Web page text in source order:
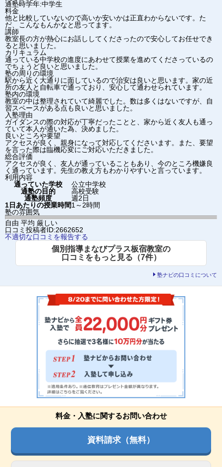
通塾時学年:中学生
料金
他と比較していないので高いか安いかは正直わからないです。た
だ、こんなもんかなと思ってます。
講師
教室長の方が熱心にお話ししてくださったので安心してお任せでき
ると思いました。
カリキュラム
通っている中学校の進度にあわせて授業を進めてくださっているの
でちょうど良いと思いました。
塾の周りの環境
駅から近く大通りに面しているので治安は良いと思います。家の近
所の友人と自転車で通っており、安心して通わせられています。
塾内の環境
教室の中は整理されていて綺麗でした。数は多くはないですが、自
習スペースがある点も良いと思いました。
入塾理由
ガイダンスの際の対応が丁寧だったことと、家から近く友人も通っ
ていて本人が通いた為、決めました。
良いところや要望
アクセスが良く、親身になって対応してくださいます。また、要望
を言った際は臨機応変にご対応いただきました。
総合評価
アクセスが良く、友人が通っていることもあり、今のところ機嫌良
く通っています。先生の教え方もわかりやすいと言っています。
利用内容
通っていた学校
公立中学校
通塾の目的
高校受験
通塾頻度
週2日
1日あたりの授業時間1～2時間
塾の雰囲気
自由 平均 厳しい
口コミ投稿者ID:2662652
不適切な口コミを報告する
個別指導まなびプラス板宿教室の
口コミをもっと見る（7件）
塾ナビの口コミについて
料金・入塾に関するお問い合わせ
資料請求（無料）